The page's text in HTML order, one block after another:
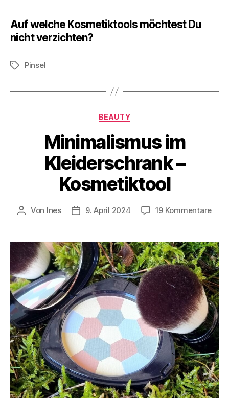
Auf welche Kosmetiktools möchtest Du
nicht verzichten?
Schlagwörter
Pinsel
Kategorien
BEAUTY
Minimalismus im
Kleiderschrank –
Kosmetiktool
Beitragsautor
Von Ines Veröffentlichungsdatum
9. April 2024 19 Kommentarezu
–